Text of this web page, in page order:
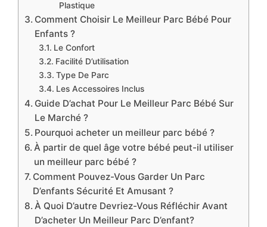
Plastique
Comment Choisir Le Meilleur Parc Bébé Pour
Enfants ?
Le Confort
Facilité D’utilisation
Type De Parc
Les Accessoires Inclus
Guide D’achat Pour Le Meilleur Parc Bébé Sur
Le Marché ?
Pourquoi acheter un meilleur parc bébé ?
À partir de quel âge votre bébé peut-il utiliser
un meilleur parc bébé ?
Comment Pouvez-Vous Garder Un Parc
D’enfants Sécurité Et Amusant ?
À Quoi D’autre Devriez-Vous Réfléchir Avant
D’acheter Un Meilleur Parc D’enfant?